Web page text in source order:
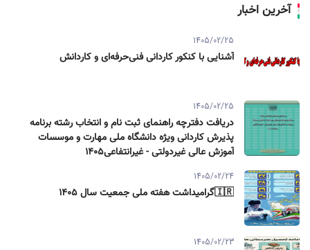
آخرین اخبار
1405/02/25
آشنایی با کنکور کاردانی فنی‌حرفه‌ای و کاردانش
1405/02/25
دریافت دفترچه راهنمای ثبت نام و انتخاب رشته برنامه
پذیرش کاردانی ویژه دانشگاه ملی مهارت و موسسات
آموزش عالی غیردولتی - غیرانتفاعی1405
1405/02/24
🇮🇷گرامیداشت هفته ملی جمعیت سال ۱۴۰۵
1405/02/23